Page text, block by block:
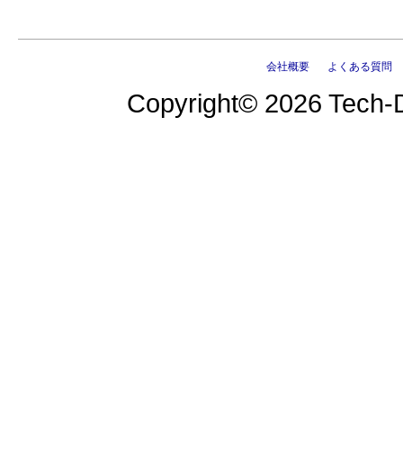
会社概要 よくある質問
Copyright© 2026